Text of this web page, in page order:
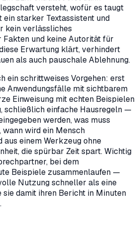
versteht, wofür es taugt
ein starker Textassistent und
kein verlässliches
und keine Autorität für
Erwartung klärt, verhindert
als auch pauschale Ablehnung.
ein schrittweises Vorgehen: erst
Anwendungsfälle mit sichtbarem
Einweisung mit echten Beispielen
schließlich einfache Hausregeln —
werden, was muss
wird ein Mensch
aus einem Werkzeug ohne
die spürbar Zeit spart. Wichtig
bei dem
Beispiele zusammenlaufen —
Nutzung schneller als eine
sie damit ihren Bericht in Minuten